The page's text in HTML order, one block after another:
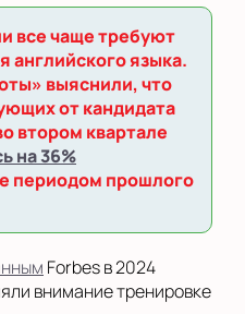
все чаще требуют
английского языка.
выяснили, что
от кандидата
втором квартале
на 36%
периодом прошлого
Forbes в 2024
внимание тренировке